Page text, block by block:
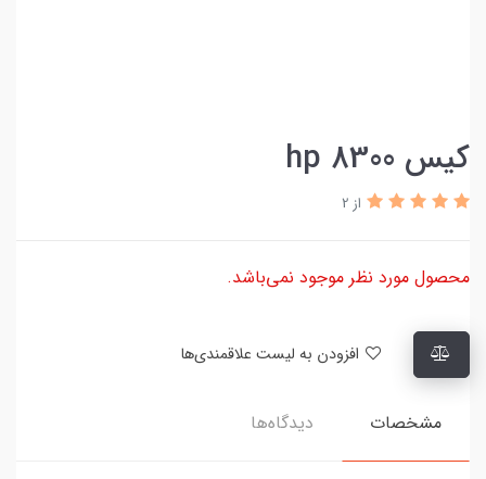
کیس hp 8300
از 2
محصول مورد نظر موجود نمی‌باشد.
مشخصات دیدگاه‌ها